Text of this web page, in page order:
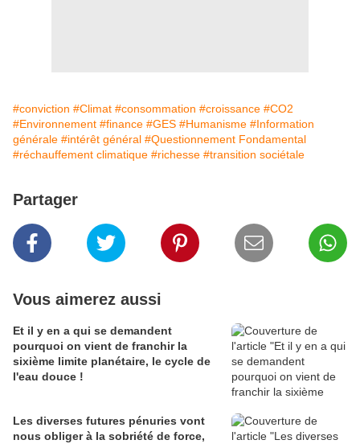
#conviction #Climat #consommation #croissance #CO2
#Environnement #finance #GES #Humanisme #Information
générale #intérêt général #Questionnement Fondamental
#réchauffement climatique #richesse #transition sociétale
Partager
Vous aimerez aussi
Et il y en a qui se demandent
pourquoi on vient de franchir la
sixième limite planétaire, le cycle de
l'eau douce !
Les diverses futures pénuries vont
nous obliger à la sobriété de force,